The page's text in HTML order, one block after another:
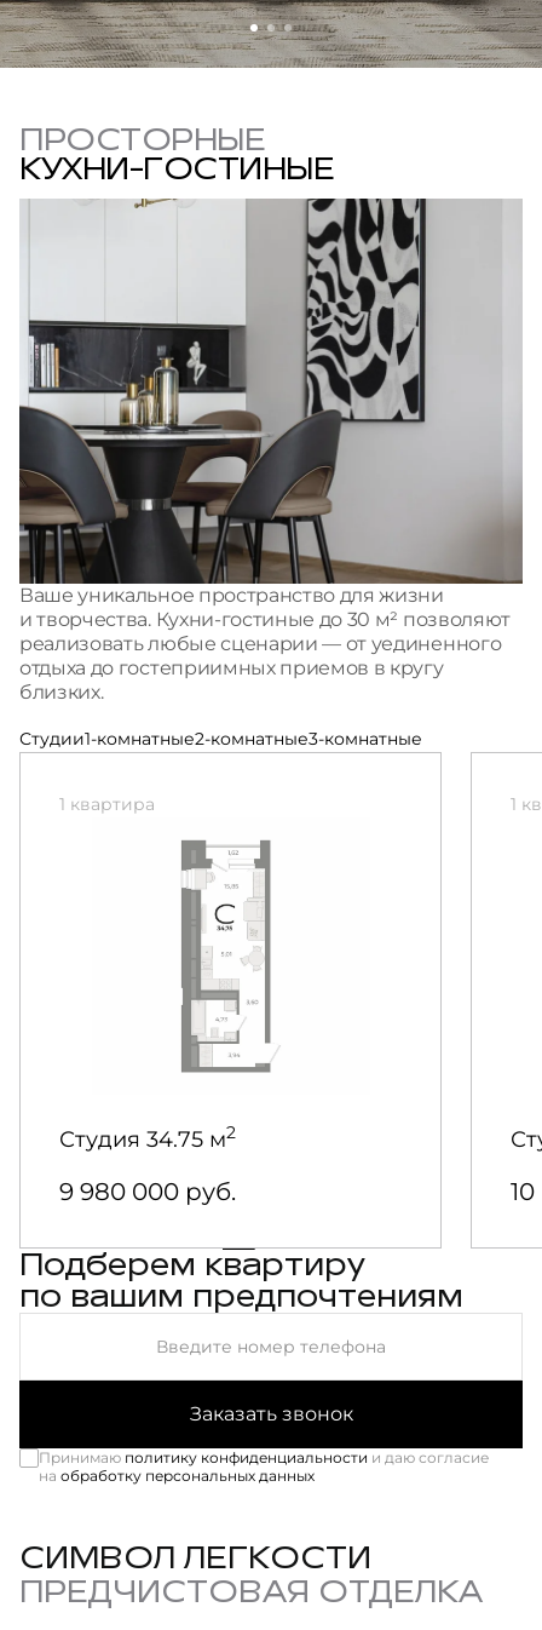
ПРОСТОРНЫЕ
КУХНИ-ГОСТИНЫЕ
Ваше уникальное пространство для жизни
и творчества. Кухни-гостиные до 30 м² позволяют
реализовать любые сценарии — от уединенного
отдыха до гостеприимных приемов в кругу
близких.
Студии1-комнатные2-комнатные3-комнатные
1 квартира
Студия 34.75 м2
9 980 000 руб.
1
Подберем квартиру
по вашим предпочтениям
Введите номер телефона
Заказать звонок
Принимаю политику конфиденциальности и даю согласие
на обработку персональных данных
СИМВОЛ ЛЕГКОСТИ
ПРЕДЧИСТОВАЯ ОТДЕЛКА